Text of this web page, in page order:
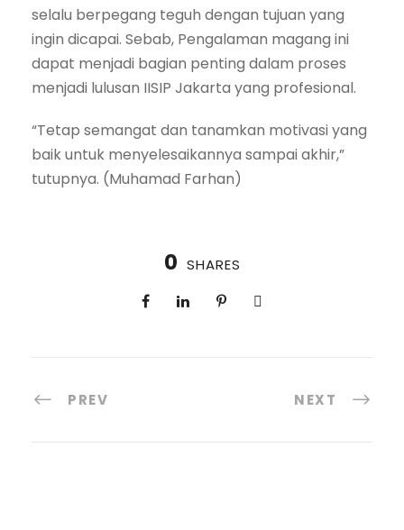
selalu berpegang teguh dengan tujuan yang
ingin dicapai. Sebab, Pengalaman magang ini
dapat menjadi bagian penting dalam proses
menjadi lulusan IISIP Jakarta yang profesional.
“Tetap semangat dan tanamkan motivasi yang
baik untuk menyelesaikannya sampai akhir,”
tutupnya. (Muhamad Farhan)
0 SHARES
PREV NEXT